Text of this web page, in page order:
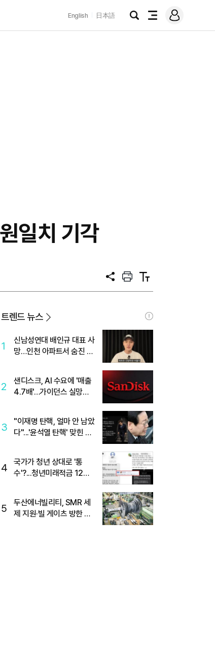
English 日本語
검
전
메
그
일치 기각
공
프
트
텍
트
트렌드 뉴스
1
신남성연대 배인규 대표 사
망…인천 아파트서 숨진 채
2
샌디스크, AI 수요에 '매출
4.7배'…가이던스 실망에
3
"이재명 탄핵, 얼마 안 남았
다"...'윤석열 탄핵' 맞힌 무
4
국가가 청년 상대로 '통
수'?...청년미래적금 12%
5
두산에너빌리티, SMR 세
제 지원·빌 게이츠 방한 기